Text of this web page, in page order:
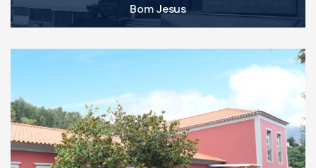
Bom Jesus